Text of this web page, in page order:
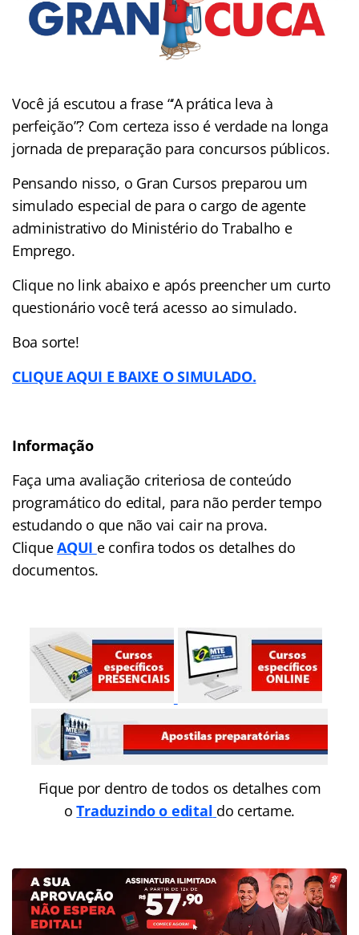
Você já escutou a frase “‘A prática leva à
perfeição”? Com certeza isso é verdade na longa
jornada de preparação para concursos públicos.
Pensando nisso, o Gran Cursos preparou um
simulado especial de para o cargo de agente
administrativo do Ministério do Trabalho e
Emprego.
Clique no link abaixo e após preencher um curto
questionário você terá acesso ao simulado.
Boa sorte!
CLIQUE AQUI E BAIXE O SIMULADO.
Informação
Faça uma avaliação criteriosa de conteúdo
programático do edital, para não perder tempo
estudando o que não vai cair na prova.
CliqueAQUI e confira todos os detalhes do
documentos.
Fique por dentro de todos os detalhes com
o Traduzindo o edital do certame.